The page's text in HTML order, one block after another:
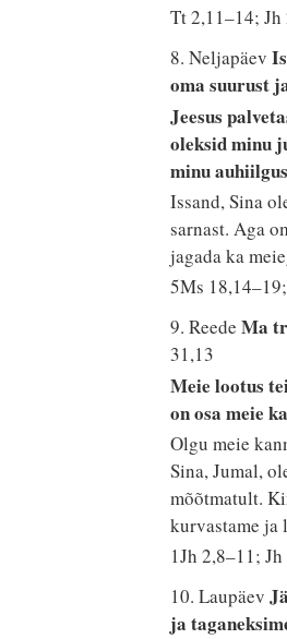
Tt 2,11–14; Jh
8. Neljapäev
oma suurust
Jeesus
oleksid minu
minu
Issand, Sina
sarnast. Aga
jagada ka
5Ms
9. ReedeMa
31,13
Meie lootus
on osa meie
Olgu meie
Sina, Jumal,
mõõtmatult.
kurvastame ja
1Jh 2,8–11;
10. Laupäev
ja